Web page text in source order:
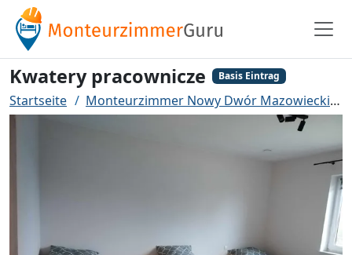
Kwatery pracownicze Basis Eintrag
Startseite Monteurzimmer Nowy Dwór Mazowiecki